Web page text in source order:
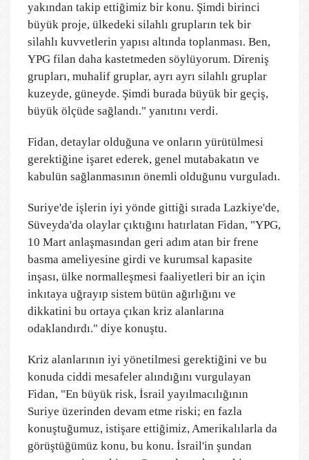
yakından takip ettiğimiz bir konu. Şimdi birinci
büyük proje, ülkedeki silahlı grupların tek bir
silahlı kuvvetlerin yapısı altında toplanması. Ben,
YPG filan daha kastetmeden söylüyorum. Direniş
grupları, muhalif gruplar, ayrı ayrı silahlı gruplar
kuzeyde, güneyde. Şimdi burada büyük bir geçiş,
büyük ölçüde sağlandı." yanıtını verdi.
Fidan, detaylar olduğuna ve onların yürütülmesi
gerektiğine işaret ederek, genel mutabakatın ve
kabulün sağlanmasının önemli olduğunu vurguladı.
Suriye'de işlerin iyi yönde gittiği sırada Lazkiye'de,
Süveyda'da olaylar çıktığını hatırlatan Fidan, "YPG,
10 Mart anlaşmasından geri adım atan bir frene
basma ameliyesine girdi ve kurumsal kapasite
inşası, ülke normalleşmesi faaliyetleri bir an için
inkıtaya uğrayıp sistem bütün ağırlığını ve
dikkatini bu ortaya çıkan kriz alanlarına
odaklandırdı." diye konuştu.
Kriz alanlarının iyi yönetilmesi gerektiğini ve bu
konuda ciddi mesafeler alındığını vurgulayan
Fidan, "En büyük risk, İsrail yayılmacılığının
Suriye üzerinden devam etme riski; en fazla
konuştuğumuz, istişare ettiğimiz, Amerikalılarla da
görüştüğümüz konu, bu konu. İsrail'in şundan